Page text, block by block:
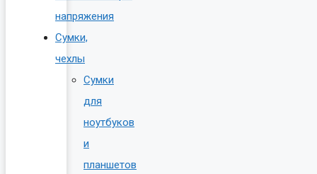
напряжения
Сумки,
чехлы
Сумки
для
ноутбуков
и
планшетов